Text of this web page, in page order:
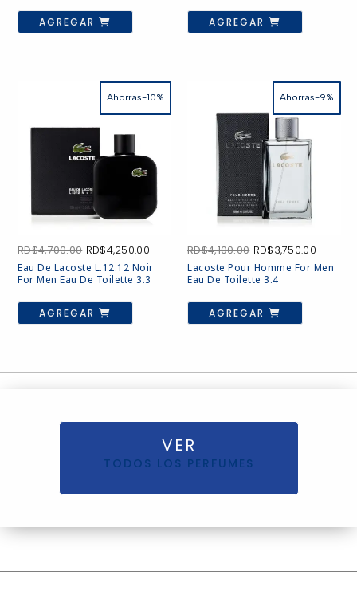
RD$6,700.00.
RD$6,250.00.
AGREGAR
RD$12,500.00.
AGREGAR
Ahorras-10%
RD$4,700.00 El
precio
original
era:
RD$4,700.00.
RD$4,250.00El
actual
es:
RD$4,250.00.
Eau De Lacoste L.12.12 Noir
For Men Eau De Toilette 3.3
AGREGAR
Ahorras-9%
RD$4,100.00 El
precio
original
era:
RD$4,100.00.
RD$3,750.00El
precio
actual
Lacoste Pour Homme For Men
Eau De Toilette 3.4
AGREGAR
VER
TODOS LOS PERFUMES